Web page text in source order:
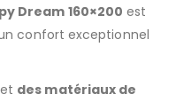
Dream 160×200 est
confort exceptionnel
et des matériaux de